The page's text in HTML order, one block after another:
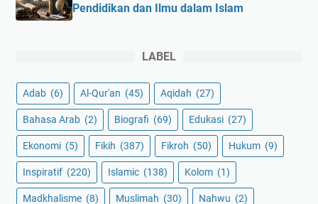
Pendidikan dan Ilmu dalam Islam
LABEL
Adab (6) Al-Qur'an (45) Aqidah (27)
Bahasa Arab (2) Biografi (69) Edukasi (27)
Ekonomi (5) Fikih (387) Fikroh (50) Hukum (9)
Inspiratif (220) Islamic (138) Kolom (1)
Madkhalisme (8) Muslimah (30) Nahwu (2)